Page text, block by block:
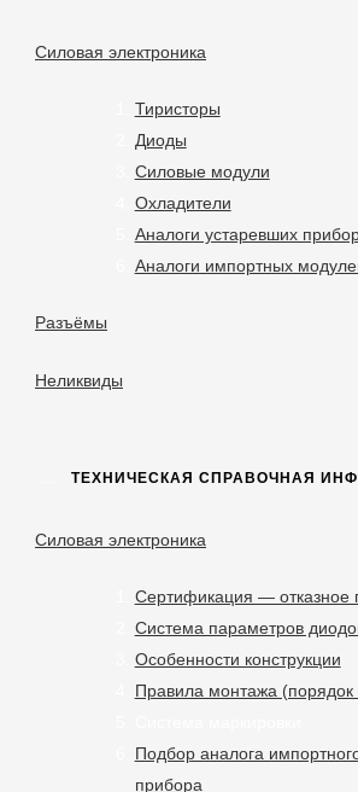
Силовая электроника
Тиристоры
Диоды
Силовые модули
Охладители
Аналоги устаревших
Аналоги импортных
Разъёмы
Неликвиды
ТЕХНИЧЕСКАЯ СПРАВОЧНАЯ
Силовая электроника
Сертификация — отказное
Система параметров
Особенности конструкции
Правила монтажа (порядок
Подбор аналога
прибора